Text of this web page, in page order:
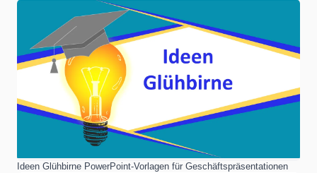
Ideen Glühbirne PowerPoint-Vorlagen für Geschäftspräsentationen